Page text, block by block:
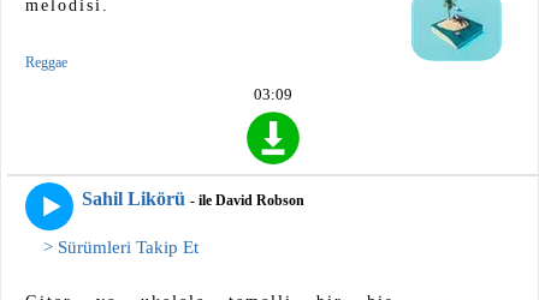
melodisi.
Reggae
03:09
Sahil Likörü - ile David Robson
> Sürümleri Takip Et